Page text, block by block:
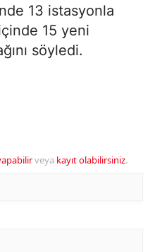
13 istasyonla
15 yeni
söyledi.
veya kayıt olabilirsiniz.